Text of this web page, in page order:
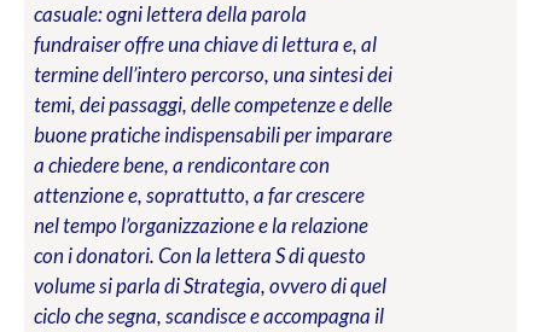
casuale: ogni lettera della parola
fundraiser offre una chiave di lettura e, al
termine dell’intero percorso, una sintesi dei
temi, dei passaggi, delle competenze e delle
buone pratiche indispensabili per imparare
a chiedere bene, a rendicontare con
attenzione e, soprattutto, a far crescere
nel tempo l’organizzazione e la relazione
con i donatori. Con la lettera S di questo
volume si parla di Strategia, ovvero di quel
ciclo che segna, scandisce e accompagna il